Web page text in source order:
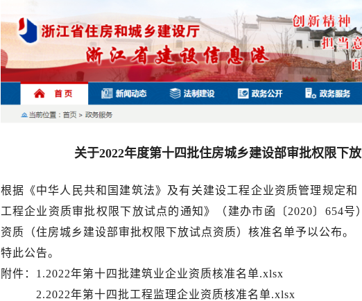
关于2022年度第十四批住房城乡建设部审批权限下
根据《中华人民共和国建筑法》及有关建设工程企业资质管理规定
工程企业资质审批权限下放试点的通知》（建办市函〔2020〕654
资质（住房城乡建设部审批权限下放试点资质）核准名单予以公布。
特此公告。
附件：1.2022年第十四批建筑业企业资质核准名单.xlsx
2.2022年第十四批工程监理企业资质核准名单.xlsx